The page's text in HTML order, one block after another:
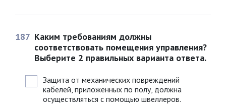
187 Каким требованиям должны
соответствовать помещения управления?
Выберите 2 правильных варианта ответа.
Защита от механических повреждений
кабелей, приложенных по полу, должна
осуществляться с помощью швеллеров.